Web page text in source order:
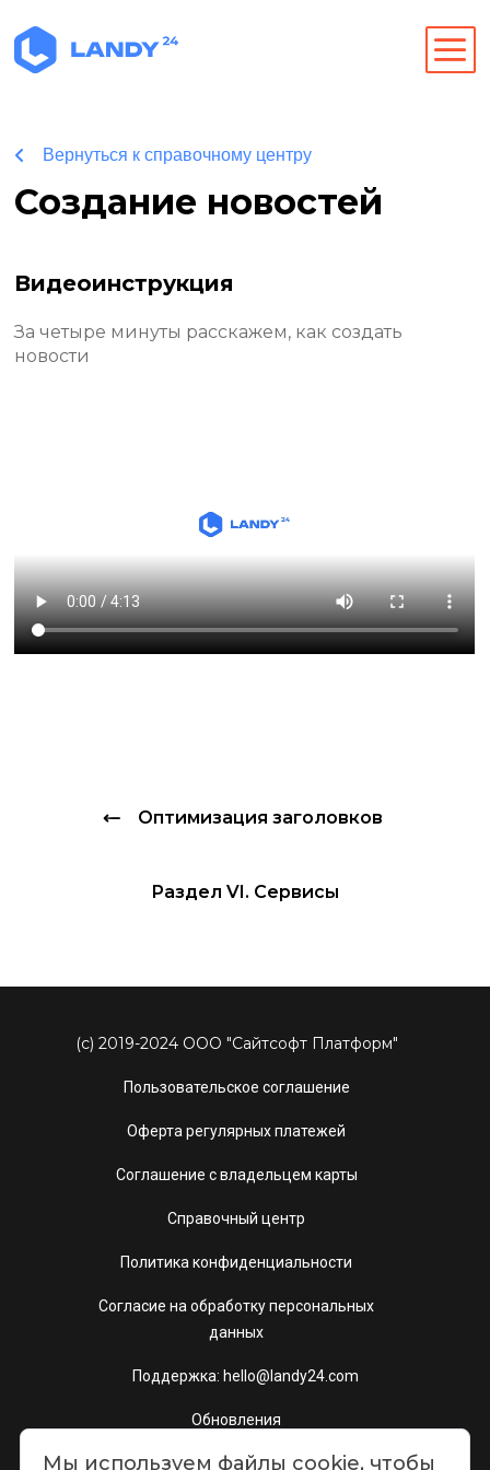
Вернуться к справочному центру
Создание новостей
Видеоинструкция
За четыре минуты расскажем, как создать
новости
Оптимизация заголовков
Раздел VI. Сервисы
(c) 2019-2024 ООО "Сайтсофт Платформ"
Пользовательское соглашение
Оферта регулярных платежей
Соглашение с владельцем карты
Справочный центр
Политика конфиденциальности
Согласие на обработку персональных
данных
Поддержка: hello@landy24.com
Обновления
Шаблоны сайтов
Мы используем файлы cookie, чтобы